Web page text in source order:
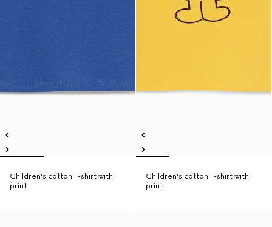
Children's cotton T-shirt with
print
Children's cotton T-shirt with
print